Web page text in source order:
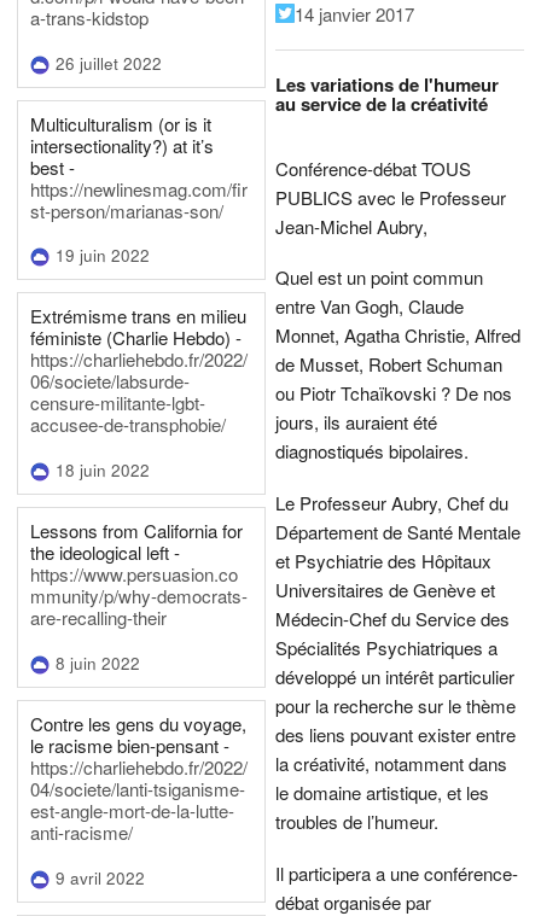
a-trans-kidstop
26 juillet 2022
Multiculturalism (or is it
intersectionality?) at it’s
best -
https://newlinesmag.com/fir
st-person/marianas-son/
19 juin 2022
Extrémisme trans en milieu
féministe (Charlie Hebdo) -
https://charliehebdo.fr/2022/
06/societe/labsurde-
censure-militante-lgbt-
accusee-de-transphobie/
18 juin 2022
Lessons from California for
the ideological left -
https://www.persuasion.co
mmunity/p/why-democrats-
are-recalling-their
8 juin 2022
Contre les gens du voyage,
le racisme bien-pensant -
https://charliehebdo.fr/2022/
04/societe/lanti-tsiganisme-
est-angle-mort-de-la-lutte-
anti-racisme/
9 avril 2022
14 janvier 2017
Les variations de l'humeur
au service de la créativité
Conférence-débat TOUS
PUBLICS avec le Professeur
Jean-Michel Aubry,
Quel est un point commun
entre Van Gogh, Claude
Monnet, Agatha Christie, Alfred
de Musset, Robert Schuman
ou Piotr Tchaïkovski ? De nos
jours, ils auraient été
diagnostiqués bipolaires.
Le Professeur Aubry, Chef du
Département de Santé Mentale
et Psychiatrie des Hôpitaux
Universitaires de Genève et
Médecin-Chef du Service des
Spécialités Psychiatriques a
développé un intérêt particulier
pour la recherche sur le thème
des liens pouvant exister entre
la créativité, notamment dans
le domaine artistique, et les
troubles de l’humeur.
Il participera a une conférence-
débat organisée par